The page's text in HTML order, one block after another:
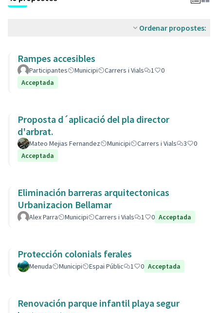
Ordenar propostes:
Rampes accesibles
Participantes Municipi Carrers i Vials 1
0
Acceptada
Proposta d´aplicació del pla director
d'arbrat.
Mateo Mejias Fernandez Municipi Carrers i Vials 3
0
Acceptada
Eliminación barreras arquitectonicas
Urbanizacion Bellamar
Alex Parra Municipi Carrers i Vials 1 0 Acceptada
Protección colonials ferales
Menuda Municipi Espai Públic 1 0 Acceptada
Renovación parque infantil playa segur